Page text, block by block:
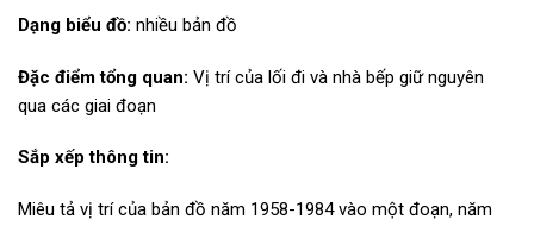
Dạng biểu đồ: nhiều bản đồ
Đặc điểm tổng quan: Vị trí của lối đi và nhà bếp giữ nguyên
qua các giai đoạn
Sắp xếp thông tin:
Miêu tả vị trí của bản đồ năm 1958-1984 vào một đoạn, năm